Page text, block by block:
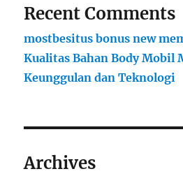
Recent Comments
mostbesitus bonus new
Kualitas Bahan Body Mobil
Keunggulan dan Teknologi
Archives